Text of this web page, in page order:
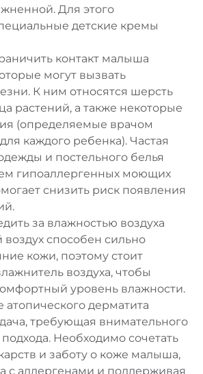
Для этого
детские кремы
контакт малыша
могут вызвать
К ним относятся шерсть
растений, а также некоторые
(определяемые врачом
каждого ребенка). Частая
и постельного белья
гипоаллергенных моющих
снизить риск появления
за влажностью воздуха
воздух способен сильно
кожи, поэтому стоит
воздуха, чтобы
уровень влажности.
атопического дерматита
требующая внимательного
Необходимо сочетать
и заботу о коже малыша,
с аллергенами и поддерживая